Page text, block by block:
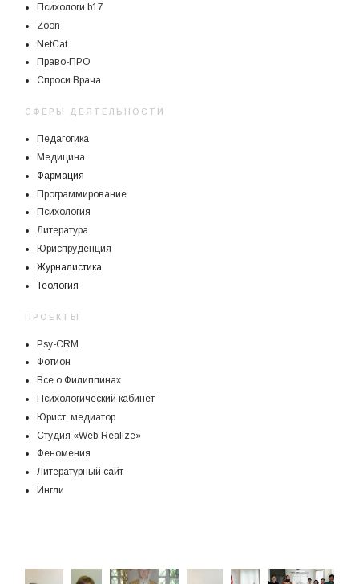
Психологи b17
Zoon
NetCat
Право-ПРО
Спроси Врача
СФЕРЫ ДЕЯТЕЛЬНОСТИ
Педагогика
Медицина
Фармация
Программирование
Психология
Литература
Юриспруденция
Журналистика
Теология
ПРОЕКТЫ
Psy-CRM
Фотион
Все о Филиппинах
Психологический кабинет
Юрист, медиатор
Студия «Web-Realize»
Феномения
Литературный сайт
Ингли